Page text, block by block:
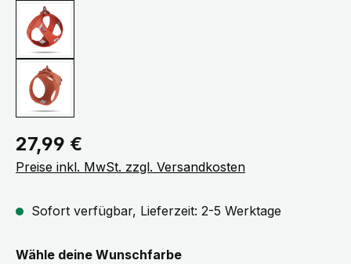
Regulärer Preis:
27,99 €
Preise inkl. MwSt. zzgl. Versandkosten
Sofort verfügbar, Lieferzeit: 2-5 Werktage
Wähle deine Wunschfarbeauswählen